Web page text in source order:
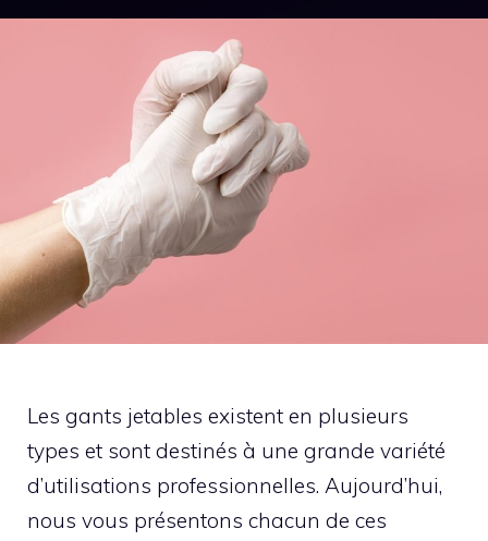
Les gants jetables existent en plusieurs
types et sont destinés à une grande variété
d’utilisations professionnelles. Aujourd’hui,
nous vous présentons chacun de ces